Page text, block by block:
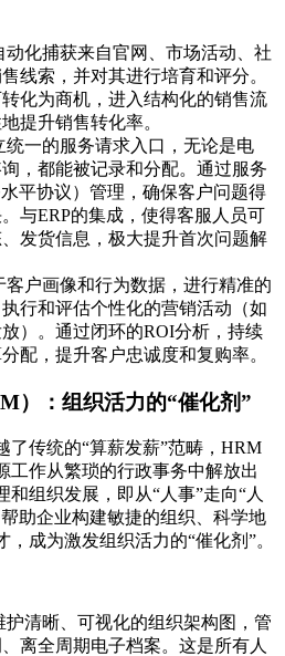
动化捕获来自官网、市场活动、社
线索，并对其进行培育和评分。
化为商机，进入结构化的销售流
提升销售转化率。
统一的服务请求入口，无论是电
，都能被记录和分配。通过服务
平协议）管理，确保客户问题得
与ERP的集成，使得客服人员可
发货信息，极大提升首次问题解
客户画像和行为数据，进行精准的
行和评估个性化的营销活动（如
）。通过闭环的ROI分析，持续
配，提升客户忠诚度和复购率。
）：组织活力的“催化剂”
了传统的“算薪发薪”范畴，HRM
工作从繁琐的行政事务中解放出
组织发展，即从“人事”走向“人
助企业构建敏捷的组织、科学地
成为激发组织活力的“催化剂”。
护清晰、可视化的组织架构图，管
离全周期电子档案。这是所有人